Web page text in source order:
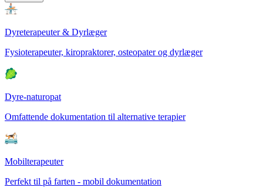
Dyreterapeuter & Dyrlæger
Fysioterapeuter, kiropraktorer, osteopater og dyrlæger
Dyre-naturopat
Omfattende dokumentation til alternative terapier
Mobilterapeuter
Perfekt til på farten - mobil dokumentation